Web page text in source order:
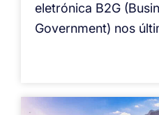
eletrónica B2G
Government) nos